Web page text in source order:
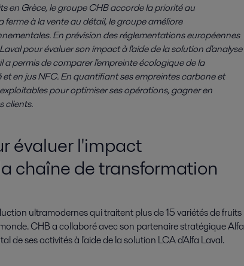
en Grèce, le groupe CHB accorde la priorité au
à la vente au détail, le groupe améliore
En prévision des réglementations européennes
pour évaluer son impact à l'aide de la solution d'analyse
permis de comparer l'empreinte écologique de la
en jus NFC. En quantifiant ses empreintes carbone et
pour optimiser ses opérations, gagner en
clients.
évaluer l'impact
chaîne de transformation
ultramodernes qui traitent plus de 15 variétés de fruits
CHB a collaboré avec son partenaire stratégique Alfa
de ses activités à l'aide de la solution LCA d'Alfa Laval.